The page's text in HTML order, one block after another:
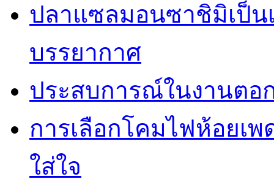
ปลาแซลมอนซาชิมิเป็น
บรรยากาศ
ประสบการณ์ในงานตอ
การเลือกโคมไฟห้อยเ
ใส่ใจ